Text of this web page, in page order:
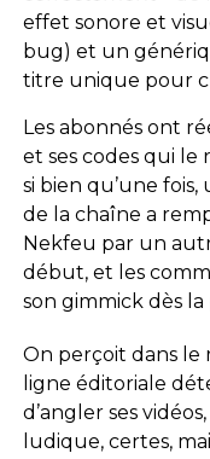
effet sonore et
bug) et un
titre unique pour
Les abonnés ont
et ses codes qui le
si bien qu’une
de la chaîne a
Nekfeu par un
début, et les
son gimmick dès
On perçoit dans
ligne éditoriale
d’angler ses
ludique, certes,